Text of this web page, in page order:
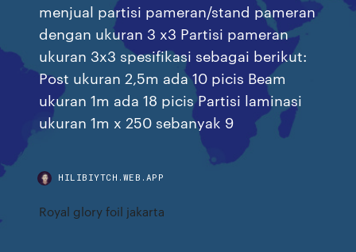
menjual partisi pameran/stand pameran
dengan ukuran 3 x3 Partisi pameran
ukuran 3x3 spesifikasi sebagai berikut:
Post ukuran 2,5m ada 10 picis Beam
ukuran 1m ada 18 picis Partisi laminasi
ukuran 1m x 250 sebanyak 9
HILIBIYTCH.WEB.APP
Royal glory foil jakarta